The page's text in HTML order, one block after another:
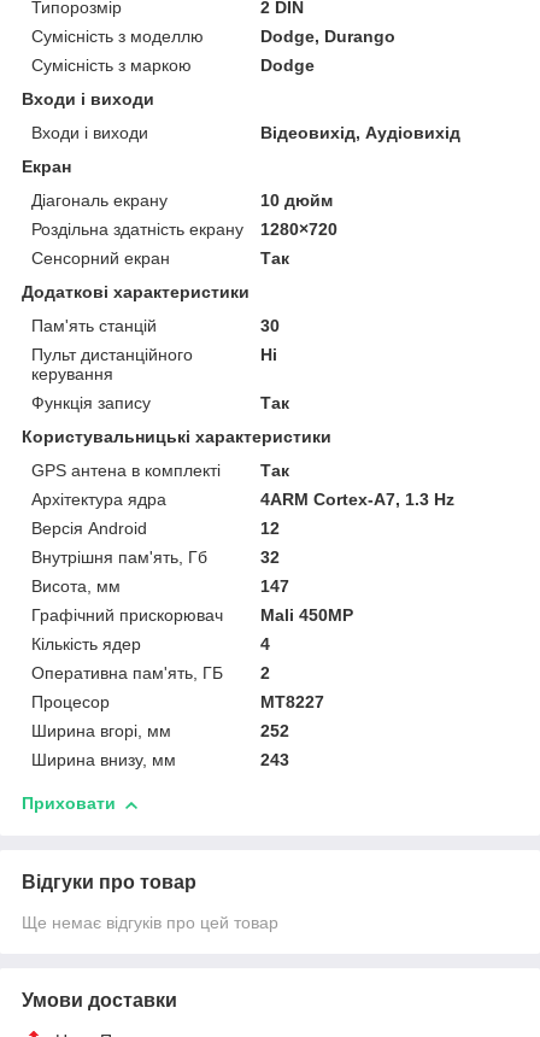
Типорозмір
2 DIN
Сумісність з моделлю
Dodge, Durango
Сумісність з маркою
Dodge
Входи і виходи
Входи і виходи
Відеовихід, Аудіовихід
Екран
Діагональ екрану
10 дюйм
Роздільна здатність екрану
1280×720
Сенсорний екран
Так
Додаткові характеристики
Пам'ять станцій
30
Пульт дистанційного
керування
Ні
Функція запису
Так
Користувальницькі характеристики
GPS антена в комплекті
Так
Архітектура ядра
4ARM Cortex-A7, 1.3 Hz
Версія Android
12
Внутрішня пам'ять, Гб
32
Висота, мм
147
Графічний прискорювач
Mali 450MP
Кількість ядер
4
Оперативна пам'ять, ГБ
2
Процесор
MT8227
Ширина вгорі, мм
252
Ширина внизу, мм
243
Приховати
Відгуки про товар
Ще немає відгуків про цей товар
Умови доставки